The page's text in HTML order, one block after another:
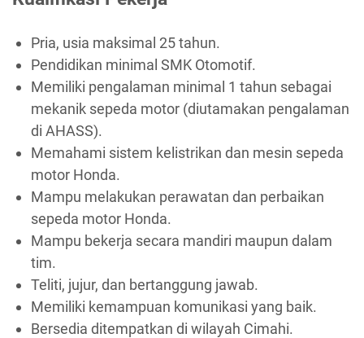
Pria, usia maksimal 25 tahun.
Pendidikan minimal SMK Otomotif.
Memiliki pengalaman minimal 1 tahun sebagai
mekanik sepeda motor (diutamakan pengalaman
di AHASS).
Memahami sistem kelistrikan dan mesin sepeda
motor Honda.
Mampu melakukan perawatan dan perbaikan
sepeda motor Honda.
Mampu bekerja secara mandiri maupun dalam
tim.
Teliti, jujur, dan bertanggung jawab.
Memiliki kemampuan komunikasi yang baik.
Bersedia ditempatkan di wilayah Cimahi.